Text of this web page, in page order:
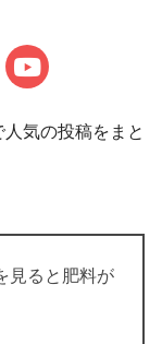
気の投稿をまと
見ると肥料が